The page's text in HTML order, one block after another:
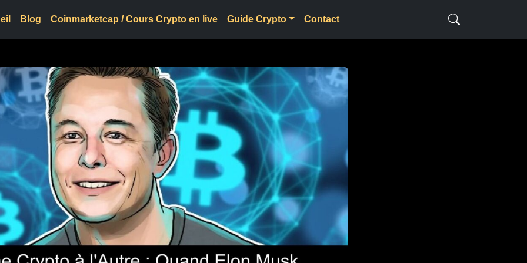
Blog Coinmarketcap / Cours Crypto en live Guide Crypto Contact